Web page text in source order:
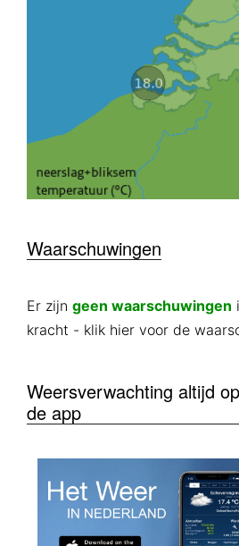
Waarschuwingen
Er zijn geen waarschuwingen
kracht - klik hier voor de
Weersverwachting altijd
de app